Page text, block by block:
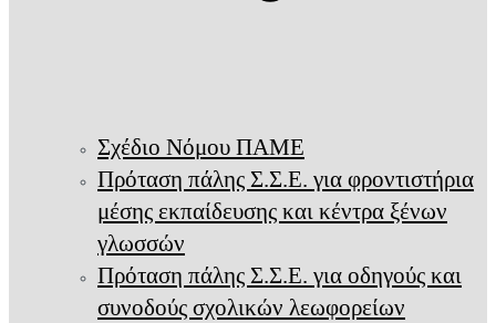
Σχέδιο Νόμου ΠΑΜΕ
Πρόταση πάλης Σ.Σ.Ε. για φροντιστήρια
μέσης εκπαίδευσης και κέντρα ξένων
γλωσσών
Πρόταση πάλης Σ.Σ.Ε. για οδηγούς και
συνοδούς σχολικών λεωφορείων